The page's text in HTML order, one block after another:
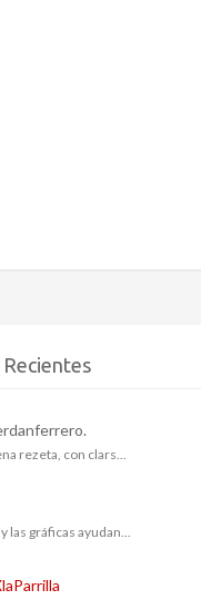
rezeta, con clars...
las gráficas ayudan...